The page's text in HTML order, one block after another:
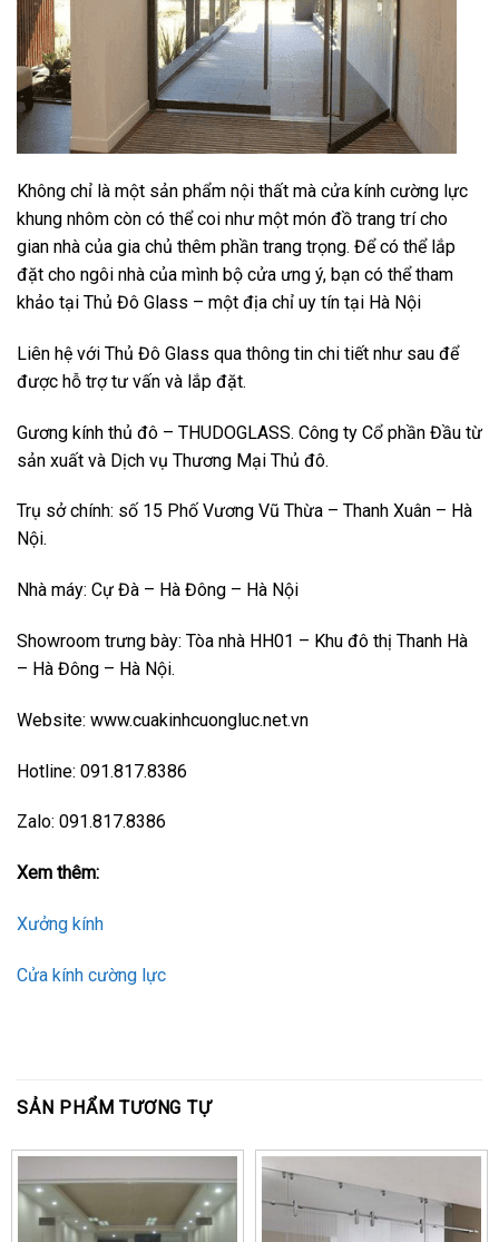
Không chỉ là một sản phẩm nội thất mà cửa kính cường lực
khung nhôm còn có thể coi như một món đồ trang trí cho
gian nhà của gia chủ thêm phần trang trọng. Để có thể lắp
đặt cho ngôi nhà của mình bộ cửa ưng ý, bạn có thể tham
khảo tại Thủ Đô Glass – một địa chỉ uy tín tại Hà Nội
Liên hệ với Thủ Đô Glass qua thông tin chi tiết như sau để
được hỗ trợ tư vấn và lắp đặt.
Gương kính thủ đô – THUDOGLASS. Công ty Cổ phần Đầu từ
sản xuất và Dịch vụ Thương Mại Thủ đô.
Trụ sở chính: số 15 Phố Vương Vũ Thừa – Thanh Xuân – Hà
Nội.
Nhà máy: Cự Đà – Hà Đông – Hà Nội
Showroom trưng bày: Tòa nhà HH01 – Khu đô thị Thanh Hà
– Hà Đông – Hà Nội.
Website: www.cuakinhcuongluc.net.vn
Hotline: 091.817.8386
Zalo: 091.817.8386
Xem thêm:
Xưởng kính
Cửa kính cường lực
SẢN PHẨM TƯƠNG TỰ